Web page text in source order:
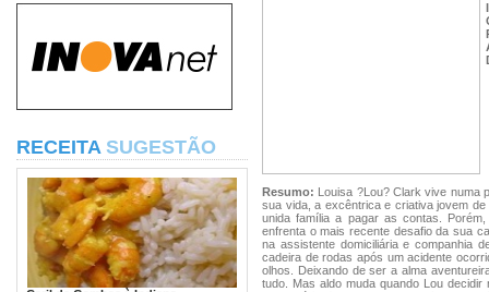
RECEITA SUGESTÃO
Resumo: Louisa ?Lou? Clark vive numa
sua vida, a excêntrica e criativa jovem
unida família a pagar as contas.
enfrenta o mais recente desafio da sua
na assistente domiciliária e companhia
cadeira de rodas após um acidente
olhos. Deixando de ser a alma
tudo. Mas aldo muda quando Lou